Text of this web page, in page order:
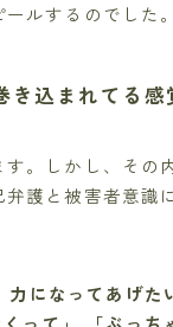
ルするのでした。
込まれてる感
。しかし、その
護と被害者意識
力になってあげた